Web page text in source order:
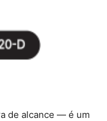
de alcance — é um